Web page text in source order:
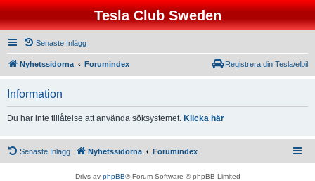
Tesla Club Sweden
Senaste Inlägg
Nyhetssidorna Forumindex Registrera din Tesla/elbil
Information
Du har inte tillåtelse att använda söksystemet. Klicka här
Senaste Inlägg Nyhetssidorna Forumindex
Drivs av phpBB® Forum Software © phpBB Limited